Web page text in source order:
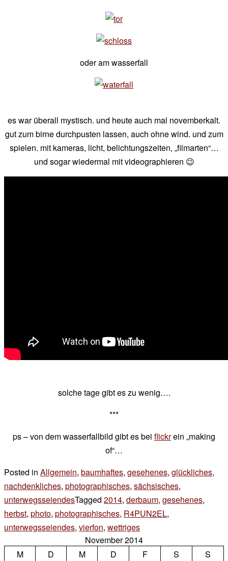
oder am wasserfall
es war überall mystisch. und heute auch mal novemberkalt.
gut zum birne durchpusten lassen, auch ohne wind. und zum
spielen. mit kameras, licht, belichtungszeiten, „filmarten“…
und sogar wiedermal mit videographieren 😉
solche tage gibt es zu wenig….
***
ps – von dem wasserfallbild gibt es bei flickrein „making
of“…
Posted in Allgemein, baumhaftes, gesehenes, glückliches,
nachdenkliches, photographisches, sächsisches,
unterwegsseiendesTagged 2014, derbaum, gesehenes,
herbst, photo, photographisches, R4PUN2EL,
unterwegsseiendes, vierfon, wettriges
zu
buss-
November 2014
M
D M D F S
S